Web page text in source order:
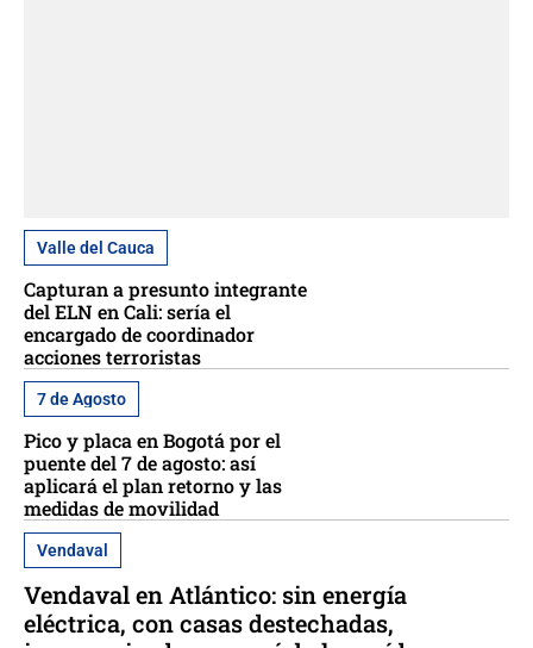
Valle del Cauca
Capturan a presunto integrante
del ELN en Cali: sería el
encargado de coordinador
acciones terroristas
7 de Agosto
Pico y placa en Bogotá por el
puente del 7 de agosto: así
aplicará el plan retorno y las
medidas de movilidad
Vendaval
Vendaval en Atlántico: sin energía
eléctrica, con casas destechadas,